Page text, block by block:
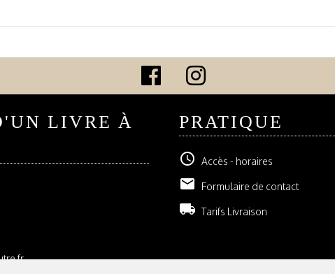
LIVRE À
PRATIQUE
schedule Accès - horaires
email Formulaire de contact
local_shipping Tarifs Livraison